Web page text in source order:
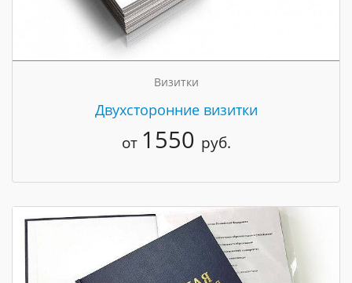
Визитки
Двухсторонние визитки
от 1550 руб.